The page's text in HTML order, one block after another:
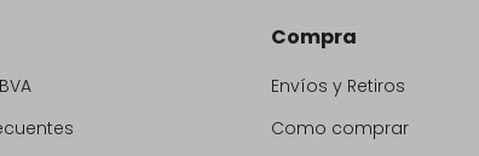
Compra
Envíos y Retiros
Como comprar